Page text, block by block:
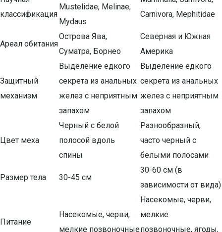
классификация
Mustelidae, Melinae,
Mydaus
Carnivora, Mephitidae
Ареал обитания
Острова Ява,
Суматра, Борнео
Северная и Южная
Америка
Защитный
механизм
Выделение едкого
секрета из анальных
желез с неприятным
запахом
Выделение едкого
секрета из анальных
желез с неприятным
запахом
Цвет меха
Черный с белой
полосой вдоль
спины
Разнообразный,
часто черный с
белыми полосами
Размер тела 30-45 см
30-60 см (в
зависимости от вида)
Питание
Насекомые, черви,
мелкие позвоночные
Насекомые, черви,
мелкие
позвоночные, ягоды,